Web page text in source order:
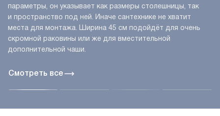
Смотреть все
параметры, он указывает как размеры столешницы, так
и пространство под ней. Иначе сантехнике не хватит
места для монтажа. Ширина 45 см подойдёт для очень
скромной раковины или же для вместительной
дополнительной чаши.